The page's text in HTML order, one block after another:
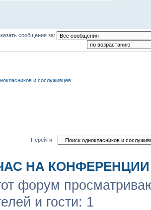
сообщения за:
и сослуживцев
Перейти:
НА КОНФЕРЕНЦИИ
форум
и гости: 1